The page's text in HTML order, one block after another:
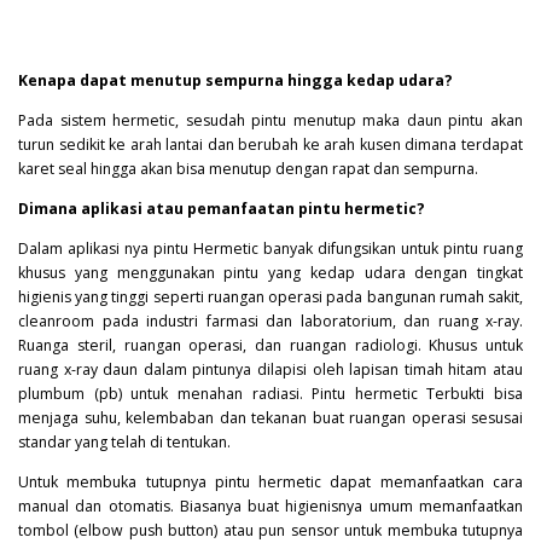
Kenapa dapat menutup sempurna hingga kedap udara?
Pada sistem hermetic, sesudah pintu menutup maka daun pintu akan
turun sedikit ke arah lantai dan berubah ke arah kusen dimana terdapat
karet seal hingga akan bisa menutup dengan rapat dan sempurna.
Dimana aplikasi atau pemanfaatan pintu hermetic?
Dalam aplikasi nya pintu Hermetic banyak difungsikan untuk pintu ruang
khusus yang menggunakan pintu yang kedap udara dengan tingkat
higienis yang tinggi seperti ruangan operasi pada bangunan rumah sakit,
cleanroom pada industri farmasi dan laboratorium, dan ruang x-ray.
Ruanga steril, ruangan operasi, dan ruangan radiologi. Khusus untuk
ruang x-ray daun dalam pintunya dilapisi oleh lapisan timah hitam atau
plumbum (pb) untuk menahan radiasi. Pintu hermetic Terbukti bisa
menjaga suhu, kelembaban dan tekanan buat ruangan operasi sesusai
standar yang telah di tentukan.
Untuk membuka tutupnya pintu hermetic dapat memanfaatkan cara
manual dan otomatis. Biasanya buat higienisnya umum memanfaatkan
tombol (elbow push button) atau pun sensor untuk membuka tutupnya